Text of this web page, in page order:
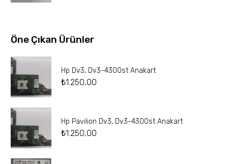
Öne Çıkan Ürünler
Hp Dv3, Dv3-4300st Anakart
₺1.250,00
Hp Pavilion Dv3, Dv3-4300st Anakart
₺1.250,00